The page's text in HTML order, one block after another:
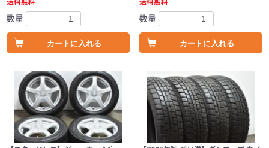
数量
カートに入れる
数量
カートに入れる